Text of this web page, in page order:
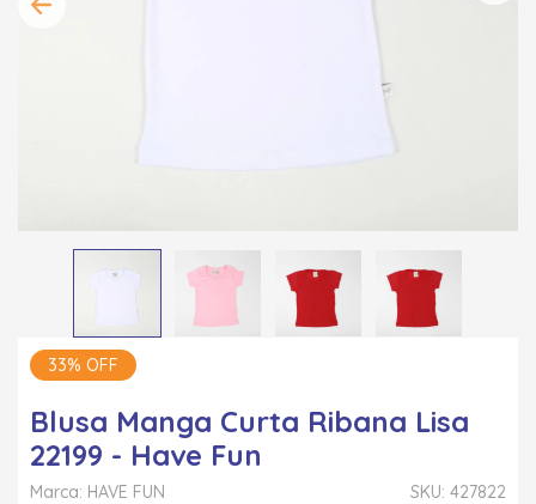
33% OFF
Blusa Manga Curta Ribana Lisa
22199 - Have Fun
SKU: 427822
Marca: HAVE FUN